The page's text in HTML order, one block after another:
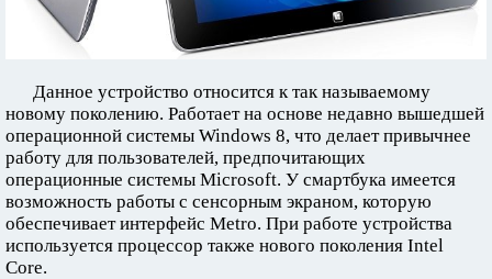
Данное устройство относится к так называемому
новому поколению. Работает на основе недавно вышедшей
операционной системы Windows 8, что делает привычнее
работу для пользователей, предпочитающих
операционные системы Microsoft. У смартбука имеется
возможность работы с сенсорным экраном, которую
обеспечивает интерфейс Metro. При работе устройства
используется процессор также нового поколения Intel
Core.